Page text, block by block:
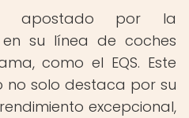
apostado por la
su línea de coches
como el EQS. Este
no solo destaca por su
excepcional,